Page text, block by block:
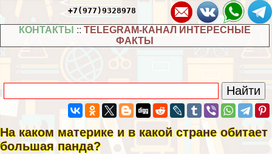
+7(977)9328978
КОНТАКТЫ :: TELEGRAM-КАНАЛ ИНТЕРЕСНЫЕ
ФАКТЫ
На каком материке и в какой стране обитает
большая панда?